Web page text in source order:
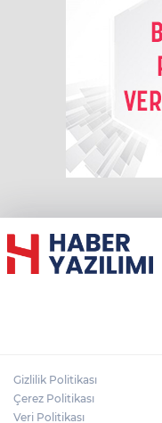
Gizlilik Politikası
Çerez Politikası
Veri Politikası